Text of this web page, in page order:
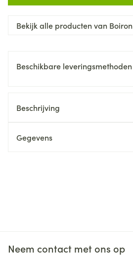
Bekijk alle producten van Boiron
Beschikbare leveringsmethoden
Beschrijving
Gegevens
Neem contact met ons op